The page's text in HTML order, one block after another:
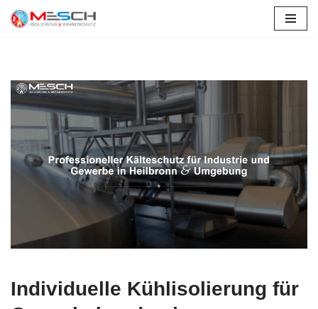
Individuelle Kühlisolierung für